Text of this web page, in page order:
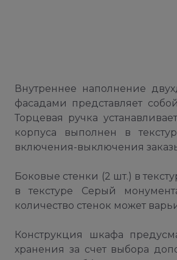
Внутреннее наполнение
фасадами представляет
Торцевая ручка
корпуса выполнен в
включения-выключения
Боковые стенки (2 шт.) в
в текстуре Серый
количество стенок может
Конструкция шкафа
хранения за счет выбора